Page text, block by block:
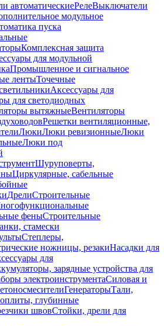
автоматическиеРелеВыключатели
модульное
пуска
Комплексная защита
для модульной
Промышленное и сигнальное
лентыТочечные
Аксессуары для
для светодиодных
вытяжныеВентиляторы
Решетки вентиляционные,
ЛюкиЛюки ревизионныеЛюки
Люки под
Шуруповерты,
Циркулярные, сабельные
ДрелиСтроительные
феныСтроительные
стамески
Степлеры,
ножницы, резакиНасадки для
для
зарядные устройства для
электроинструментаСиловая и
ГенераторыТали,
глубинные
швовСтойки, дрели для